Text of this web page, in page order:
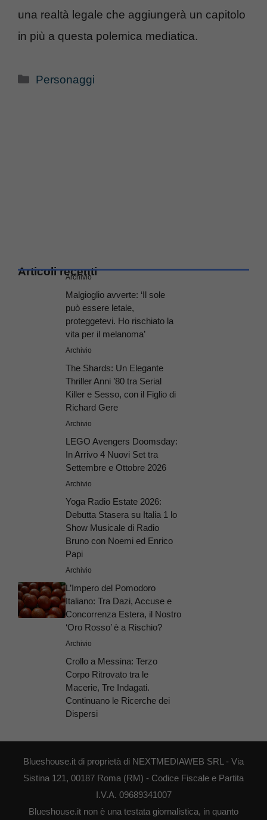
una realtà legale che aggiungerà un capitolo
in più a questa polemica mediatica.
Categorie
Personaggi
Articoli recenti
Archivio
Malgioglio avverte: ‘Il sole
può essere letale,
proteggetevi. Ho rischiato la
vita per il melanoma’
Archivio
The Shards: Un Elegante
Thriller Anni ’80 tra Serial
Killer e Sesso, con il Figlio di
Richard Gere
Archivio
LEGO Avengers Doomsday:
In Arrivo 4 Nuovi Set tra
Settembre e Ottobre 2026
Archivio
Yoga Radio Estate 2026:
Debutta Stasera su Italia 1 lo
Show Musicale di Radio
Bruno con Noemi ed Enrico
Papi
Archivio
L’Impero del Pomodoro
Italiano: Tra Dazi, Accuse e
Concorrenza Estera, il Nostro
‘Oro Rosso’ è a Rischio?
Archivio
Crollo a Messina: Terzo
Corpo Ritrovato tra le
Macerie, Tre Indagati.
Continuano le Ricerche dei
Dispersi
Blueshouse.it di proprietà di NEXTMEDIAWEB SRL - Via
Sistina 121, 00187 Roma (RM) - Codice Fiscale e Partita
I.V.A. 09689341007
Blueshouse.it non è una testata giornalistica, in quanto